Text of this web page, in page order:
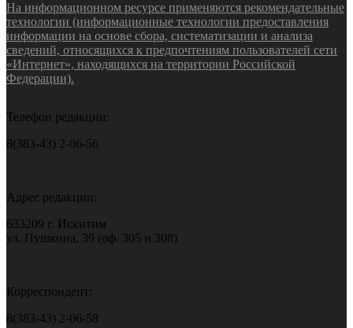
На информационном ресурсе применяются рекомендательные
технологии (информационные технологии предоставления
информации на основе сбора, систематизации и анализа
сведений, относящихся к предпочтениям пользователей сети
«Интернет», находящихся на территории Российской
Федерации).
Телефон редакции:
8(383-43) 2-06-56
Адрес редакции:
633209 г. Искитим
ул. Пушкина, 39 (оф. 305 и 308)
Корреспондент:
8(383-43) 2-06-58